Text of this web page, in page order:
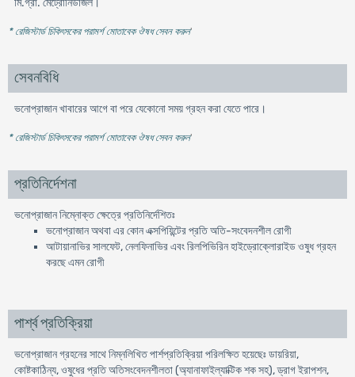
মি.গ্রা. মেট্রোনিডাজল।
* রেজিস্টার্ড চিকিৎসকের পরামর্শ মোতাবেক ঔষধ সেবন করুন'
সেবনবিধি
ভনোপ্রাজান খাবারের আগে বা পরে যেকোনো সময় গ্রহন করা যেতে পারে।
* রেজিস্টার্ড চিকিৎসকের পরামর্শ মোতাবেক ঔষধ সেবন করুন'
প্রতিনির্দেশনা
ভনোপ্রাজান নিম্নোক্ত ক্ষেত্রে প্রতিনির্দেশিতঃ
ভনোপ্রাজান অথবা এর কোন এক্সপিয়িন্টের প্রতি অতি-সংবেদনশীল রোগী
আটায়ানাভির সালফেট, নেলফিনাভির এবং রিলপিভিরিন হাইড্রোক্লোরাইড ওষুধ গ্রহন
করছে এমন রোগী
পার্শ্ব প্রতিক্রিয়া
ভনোপ্রাজান গ্রহনের সাথে নিম্নলিখিত পার্শপ্রতিক্রিয়া পরিলক্ষিত হয়েছেঃ ডায়রিয়া,
কোষ্টকাঠিন্য, ওষুধের প্রতি অতিসংবেদনশীলতা (অ্যানাফাইল্যাক্টিক শক সহ), ড্রাগ ইরাপশন,